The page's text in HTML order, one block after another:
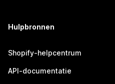
Hulpbronnen
Shopify-helpcentrum
API-documentatie